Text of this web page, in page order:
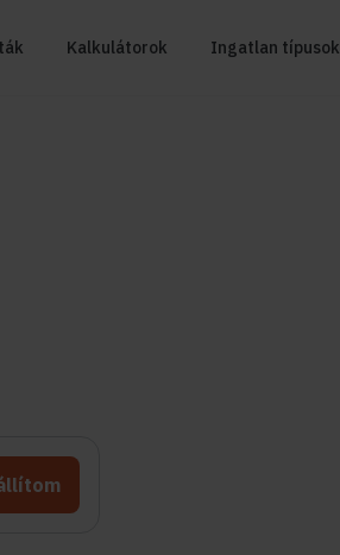
Kalkulátorok Ingatlan típusok